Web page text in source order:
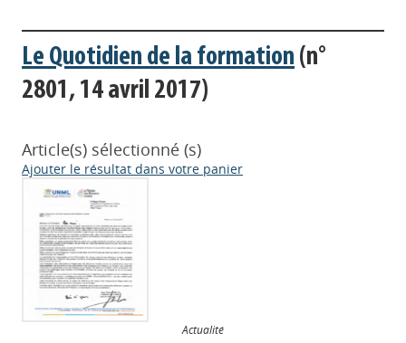
Le Quotidien de la formation (n°
2801, 14 avril 2017)
Article(s) sélectionné (s)
Ajouter le résultat dans votre panier
Actualité